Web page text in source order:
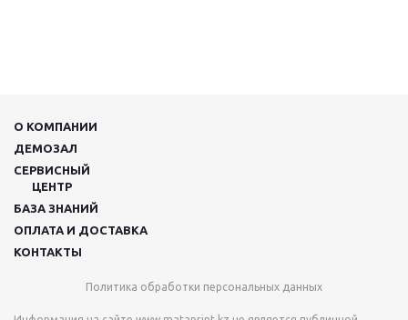
О КОМПАНИИ
ДЕМОЗАЛ
СЕРВИСНЫЙ
ЦЕНТР
БАЗА ЗНАНИЙ
ОПЛАТА И ДОСТАВКА
КОНТАКТЫ
Политика обработки персональных данных